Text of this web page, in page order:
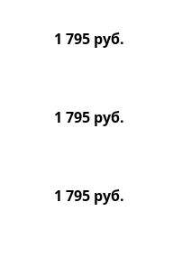
1 795 руб.
1 795 руб.
1 795 руб.